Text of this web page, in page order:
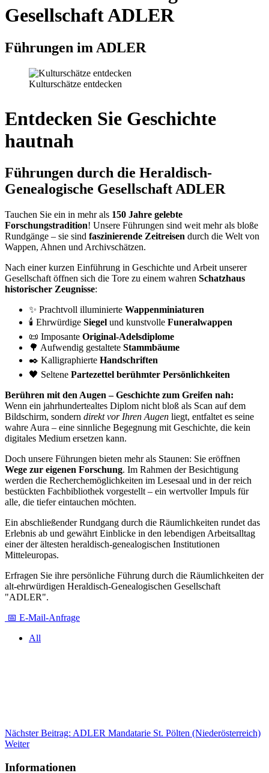
Gesellschaft ADLER
Führungen im ADLER
Kulturschätze entdecken
Entdecken Sie Geschichte
hautnah
Führungen durch die Heraldisch-
Genealogische Gesellschaft ADLER
Tauchen Sie ein in mehr als 150 Jahre gelebte
Forschungstradition! Unsere Führungen sind weit mehr als bloße
Rundgänge – sie sind faszinierende Zeitreisen durch die Welt von
Wappen, Ahnen und Archivschätzen.
Nach einer kurzen Einführung in Geschichte und Arbeit unserer
Gesellschaft öffnen sich die Tore zu einem wahren Schatzhaus
historischer Zeugnisse:
✨ Prachtvoll illuminierte Wappenminiaturen
🕯️ Ehrwürdige Siegel und kunstvolle Funeralwappen
📜 Imposante Original-Adelsdiplome
🌳 Aufwendig gestaltete Stammbäume
✒️ Kalligraphierte Handschriften
🖤 Seltene Partezettel berühmter Persönlichkeiten
Berühren mit den Augen – Geschichte zum Greifen nah:
Wenn ein jahrhundertealtes Diplom nicht bloß als Scan auf dem
Bildschirm, sondern direkt vor Ihren Augen liegt, entfaltet es seine
wahre Aura – eine sinnliche Begegnung mit Geschichte, die kein
digitales Medium ersetzen kann.
Doch unsere Führungen bieten mehr als Staunen: Sie eröffnen
Wege zur eigenen Forschung. Im Rahmen der Besichtigung
werden die Recherchemöglichkeiten im Lesesaal und in der reich
bestückten Fachbibliothek vorgestellt – ein wertvoller Impuls für
alle, die tiefer eintauchen möchten.
Ein abschließender Rundgang durch die Räumlichkeiten rundet das
Erlebnis ab und gewährt Einblicke in den lebendigen Arbeitsalltag
einer der ältesten heraldisch-genealogischen Institutionen
Mitteleuropas.
Erfragen Sie ihre persönliche Führung durch die Räumlichkeiten der
alt-ehrwürdigen Heraldisch-Genealogischen Gesellschaft
"ADLER".
📅 E-Mail-Anfrage
All
Nächster Beitrag: ADLER Mandatarie St. Pölten (Niederösterreich)
Weiter
Informationen